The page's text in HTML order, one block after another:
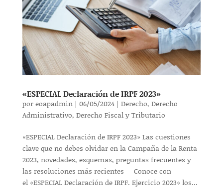
«ESPECIAL Declaración de IRPF 2023»
poreoapadmin| 06/05/2024| Derecho, Derecho
Administrativo, Derecho Fiscal y Tributario
«ESPECIAL Declaración de IRPF 2023» Las cuestiones
clave que no debes olvidar en la Campaña de la Renta
2023, novedades, esquemas, preguntas frecuentes y
las resoluciones más recientes Conoce con
el «ESPECIAL Declaración de IRPF. Ejercicio 2023» los...